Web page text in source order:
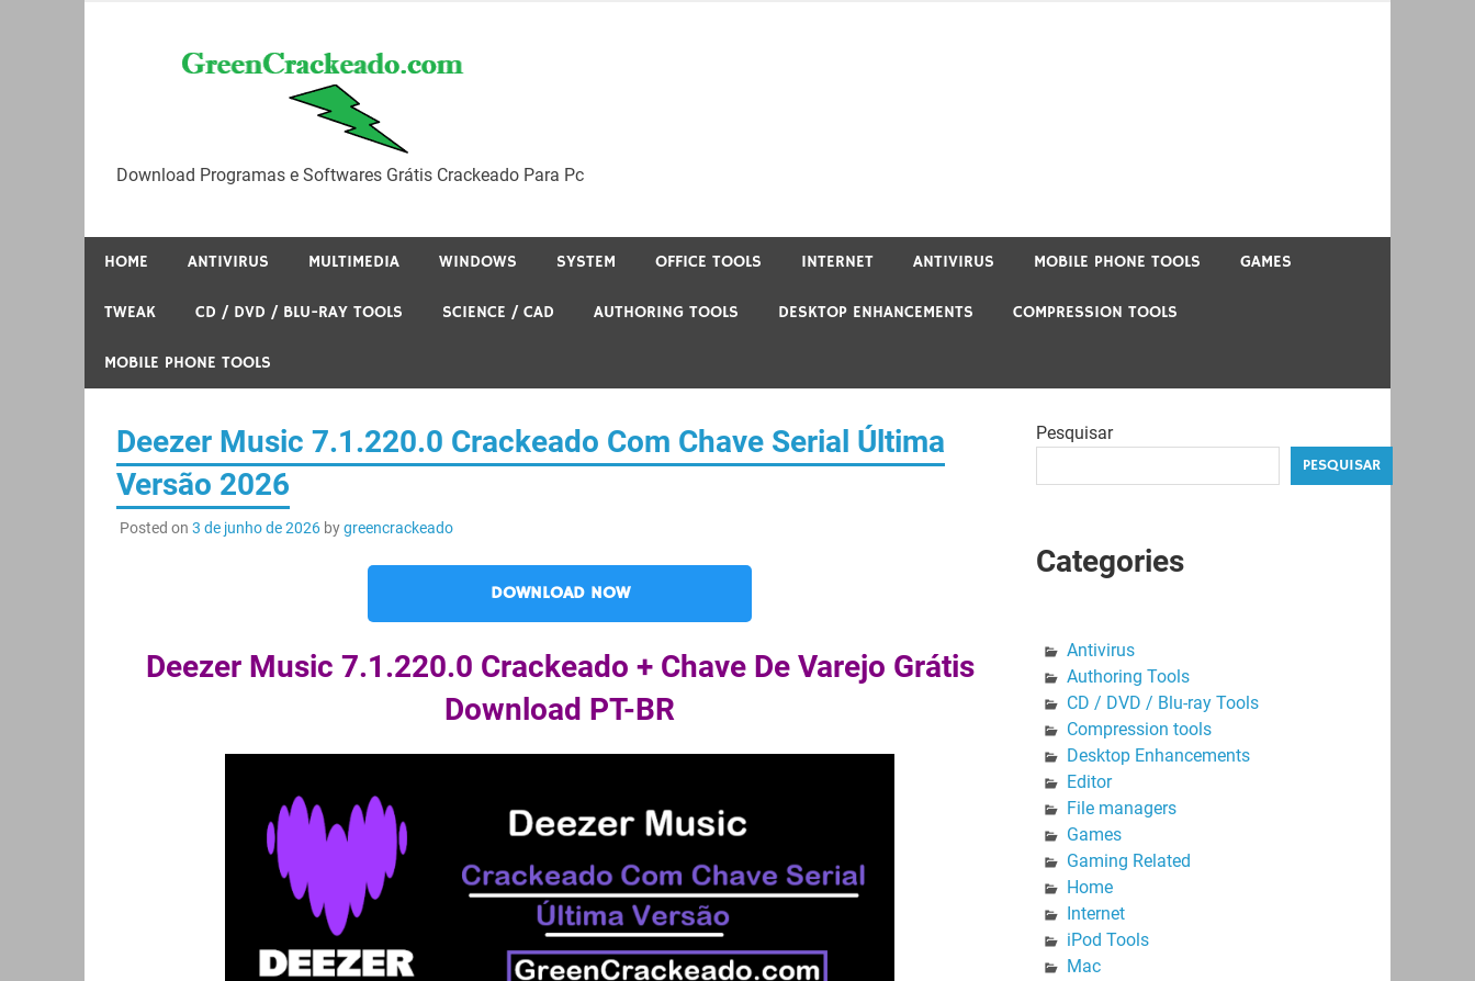
Download Programas e Softwares Grátis Crackeado Para Pc
HOME ANTIVIRUS MULTIMEDIA WINDOWS SYSTEM OFFICE TOOLS INTERNET ANTIVIRUS MOBILE PHONE TOOLS GAMES
TWEAK CD / DVD / BLU-RAY TOOLS SCIENCE / CAD AUTHORING TOOLS DESKTOP ENHANCEMENTS COMPRESSION TOOLS
MOBILE PHONE TOOLS
Deezer Music 7.1.220.0 Crackeado Com Chave Serial Última
Versão 2026
Posted on 3 de junho de 2026bygreencrackeado
DOWNLOAD NOW
Deezer Music 7.1.220.0 Crackeado + Chave De Varejo Grátis
Download PT-BR
Pesquisar
PESQUISAR
Categories
Antivirus
Authoring Tools
CD / DVD / Blu-ray Tools
Compression tools
Desktop Enhancements
Editor
File managers
Games
Gaming Related
Home
Internet
iPod Tools
Mac